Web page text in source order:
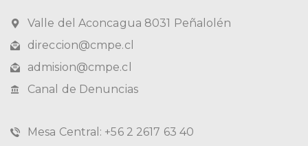
Valle del Aconcagua 8031 Peñalolén
direccion@cmpe.cl
admision@cmpe.cl
Canal de Denuncias
Mesa Central: +56 2 2617 63 40